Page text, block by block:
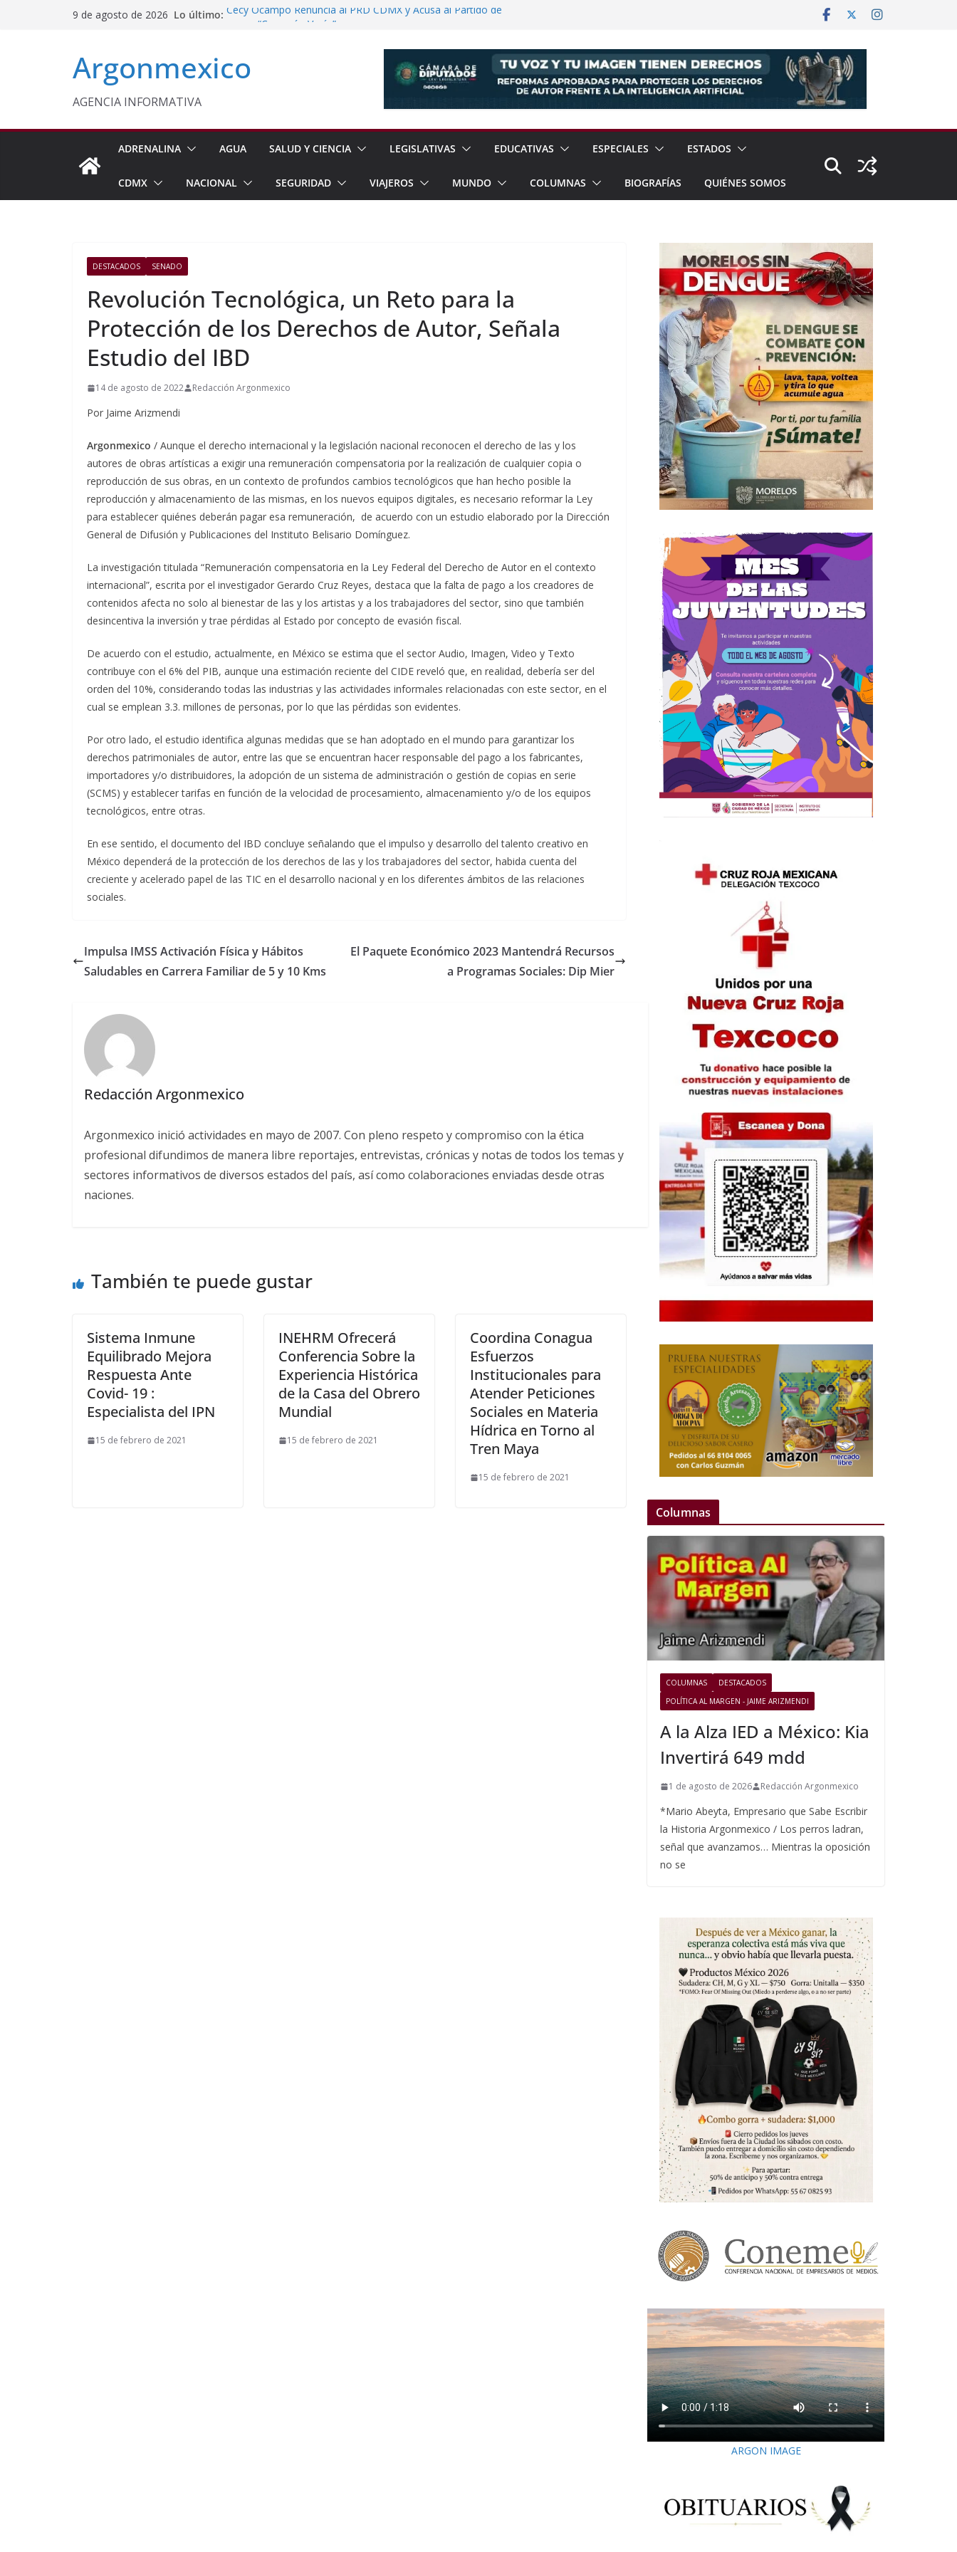
9 de agosto de 2026 Lo último: Cecy Ocampo Renuncia al PRD CDMX y Acusa al Partido de
Laura Itzel Castillo Presentará Informe Anual el 17 de Agosto
Necesario Impulsar Propuestas para Atender Desafíos de la
Indígenas en Cuidado Ambiental
Argonmexico
AGENCIA INFORMATIVA
ADRENALINA AGUA SALUD Y CIENCIA LEGISLATIVAS EDUCATIVAS ESPECIALES ESTADOS
CDMX NACIONAL SEGURIDAD VIAJEROS MUNDO COLUMNAS BIOGRAFÍAS QUIÉNES SOMOS
DESTACADOS SENADO
Revolución Tecnológica, un Reto para la
Protección de los Derechos de Autor, Señala
Estudio del IBD
14 de agosto de 2022 Redacción Argonmexico
Por Jaime Arizmendi
Argonmexico / Aunque el derecho internacional y la legislación nacional reconocen el derecho de las y los
autores de obras artísticas a exigir una remuneración compensatoria por la realización de cualquier copia o
reproducción de sus obras, en un contexto de profundos cambios tecnológicos que han hecho posible la
reproducción y almacenamiento de las mismas, en los nuevos equipos digitales, es necesario reformar la Ley
para establecer quiénes deberán pagar esa remuneración, de acuerdo con un estudio elaborado por la Dirección
General de Difusión y Publicaciones del Instituto Belisario Domínguez.
La investigación titulada “Remuneración compensatoria en la Ley Federal del Derecho de Autor en el contexto
internacional”, escrita por el investigador Gerardo Cruz Reyes, destaca que la falta de pago a los creadores de
contenidos afecta no solo al bienestar de las y los artistas y a los trabajadores del sector, sino que también
desincentiva la inversión y trae pérdidas al Estado por concepto de evasión fiscal.
De acuerdo con el estudio, actualmente, en México se estima que el sector Audio, Imagen, Video y Texto
contribuye con el 6% del PIB, aunque una estimación reciente del CIDE reveló que, en realidad, debería ser del
orden del 10%, considerando todas las industrias y las actividades informales relacionadas con este sector, en el
cual se emplean 3.3. millones de personas, por lo que las pérdidas son evidentes.
Por otro lado, el estudio identifica algunas medidas que se han adoptado en el mundo para garantizar los
derechos patrimoniales de autor, entre las que se encuentran hacer responsable del pago a los fabricantes,
importadores y/o distribuidores, la adopción de un sistema de administración o gestión de copias en serie
(SCMS) y establecer tarifas en función de la velocidad de procesamiento, almacenamiento y/o de los equipos
tecnológicos, entre otras.
En ese sentido, el documento del IBD concluye señalando que el impulso y desarrollo del talento creativo en
México dependerá de la protección de los derechos de las y los trabajadores del sector, habida cuenta del
creciente y acelerado papel de las TIC en el desarrollo nacional y en los diferentes ámbitos de las relaciones
sociales.
Impulsa IMSS Activación Física y Hábitos
Saludables en Carrera Familiar de 5 y 10 Kms
El Paquete Económico 2023 Mantendrá Recursos
a Programas Sociales: Dip Mier
Redacción Argonmexico
Argonmexico inició actividades en mayo de 2007. Con pleno respeto y compromiso con la ética
profesional difundimos de manera libre reportajes, entrevistas, crónicas y notas de todos los temas y
sectores informativos de diversos estados del país, así como colaboraciones enviadas desde otras
naciones.
También te puede gustar
Sistema Inmune
Equilibrado Mejora
Respuesta Ante
Covid- 19 :
Especialista del IPN
15 de febrero de 2021
INEHRM Ofrecerá
Conferencia Sobre la
Experiencia Histórica
de la Casa del Obrero
Mundial
15 de febrero de 2021
Coordina Conagua
Esfuerzos
Institucionales para
Atender Peticiones
Sociales en Materia
Hídrica en Torno al
Tren Maya
15 de febrero de 2021
Columnas
COLUMNAS
DESTACADOS
POLÍTICA AL MARGEN - JAIME ARIZMENDI
A la Alza IED a México: Kia
Invertirá 649 mdd
1 de agosto de 2026 Redacción Argonmexico
*Mario Abeyta, Empresario que Sabe Escribir
la Historia Argonmexico / Los perros ladran,
señal que avanzamos… Mientras la oposición
no se
ARGON IMAGE